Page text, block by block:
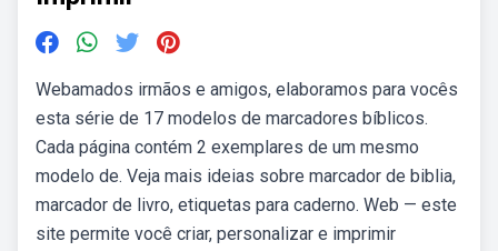
Webamados irmãos e amigos, elaboramos para vocês
esta série de 17 modelos de marcadores bíblicos.
Cada página contém 2 exemplares de um mesmo
modelo de. Veja mais ideias sobre marcador de biblia,
marcador de livro, etiquetas para caderno. Web — este
site permite você criar, personalizar e imprimir